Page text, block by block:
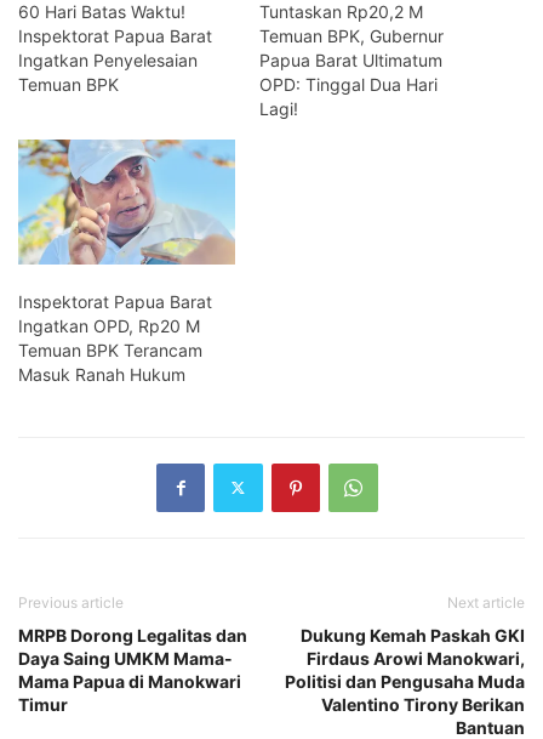
60 Hari Batas Waktu!
Inspektorat Papua Barat
Ingatkan Penyelesaian
Temuan BPK
Tuntaskan Rp20,2 M
Temuan BPK, Gubernur
Papua Barat Ultimatum
OPD: Tinggal Dua Hari
Lagi!
Inspektorat Papua Barat
Ingatkan OPD, Rp20 M
Temuan BPK Terancam
Masuk Ranah Hukum
Previous article
MRPB Dorong Legalitas dan
Daya Saing UMKM Mama-
Mama Papua di Manokwari
Timur
Next article
Dukung Kemah Paskah GKI
Firdaus Arowi Manokwari,
Politisi dan Pengusaha Muda
Valentino Tirony Berikan
Bantuan